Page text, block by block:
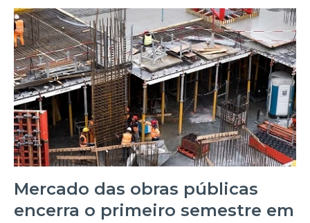
Mercado das obras públicas
encerra o primeiro semestre em